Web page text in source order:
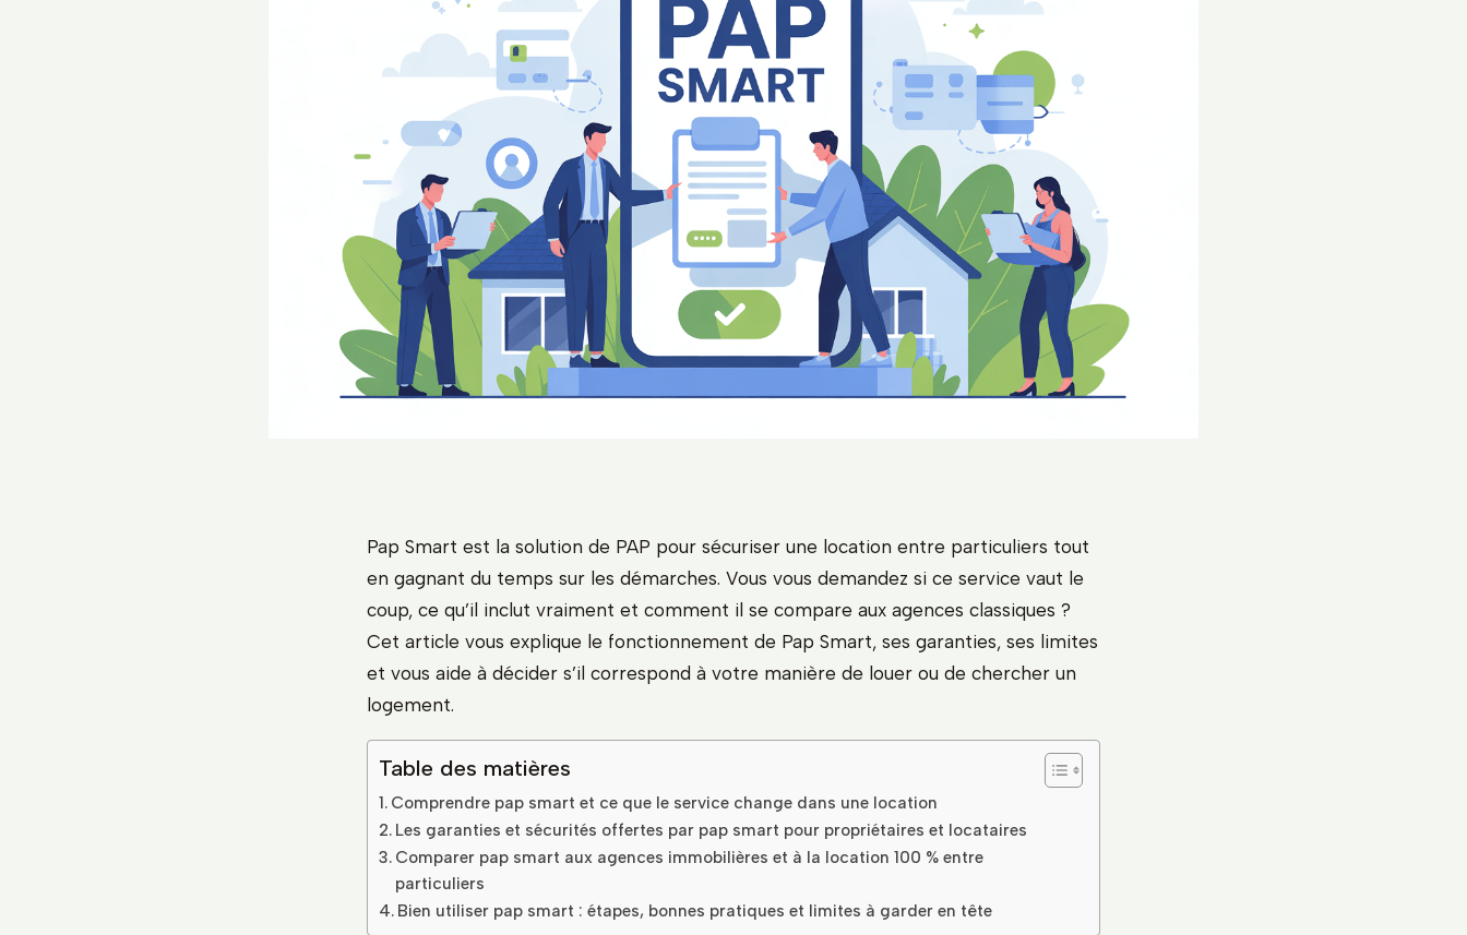
Pap Smart est la solution de PAP pour sécuriser une location entre particuliers tout
en gagnant du temps sur les démarches. Vous vous demandez si ce service vaut le
coup, ce qu’il inclut vraiment et comment il se compare aux agences classiques ?
Cet article vous explique le fonctionnement de Pap Smart, ses garanties, ses limites
et vous aide à décider s’il correspond à votre manière de louer ou de chercher un
logement.
Table des matières
Comprendre pap smart et ce que le service change dans une location
Les garanties et sécurités offertes par pap smart pour propriétaires et locataires
Comparer pap smart aux agences immobilières et à la location 100 % entre
particuliers
Bien utiliser pap smart : étapes, bonnes pratiques et limites à garder en tête